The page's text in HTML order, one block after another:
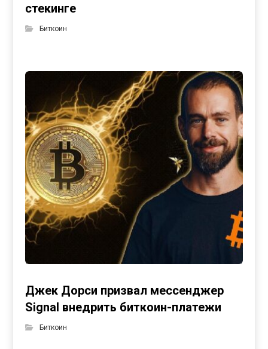
стекинге
Биткоин
Джек Дорси призвал мессенджер
Signal внедрить биткоин-платежи
Биткоин